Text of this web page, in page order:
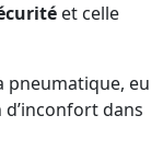
et celle
pneumatique, eu
dans